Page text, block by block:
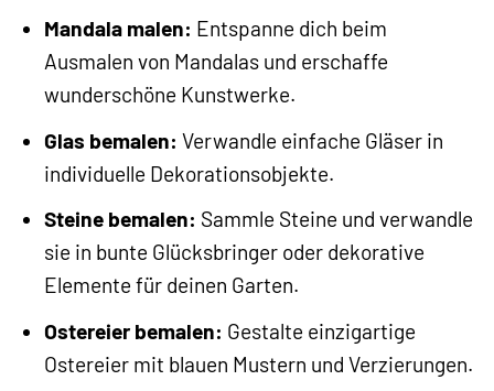
Mandala malen: Entspanne dich beim
Ausmalen von Mandalas und erschaffe
wunderschöne Kunstwerke.
Glas bemalen: Verwandle einfache Gläser in
individuelle Dekorationsobjekte.
Steine bemalen: Sammle Steine und verwandle
sie in bunte Glücksbringer oder dekorative
Elemente für deinen Garten.
Ostereier bemalen: Gestalte einzigartige
Ostereier mit blauen Mustern und Verzierungen.